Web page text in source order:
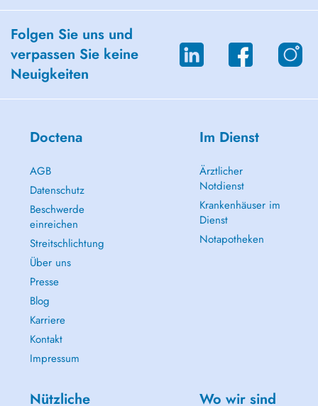
Folgen Sie uns und
verpassen Sie keine
Neuigkeiten
Doctena
AGB
Datenschutz
Beschwerde
einreichen
Streitschlichtung
Über uns
Presse
Blog
Karriere
Kontakt
Impressum
Im Dienst
Ärztlicher
Notdienst
Krankenhäuser im
Dienst
Notapotheken
Nützliche
Wo wir sind